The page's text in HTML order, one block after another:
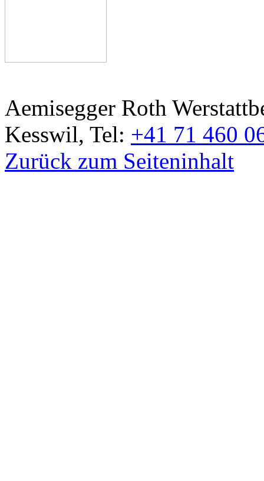
Aemisegger Roth
Kesswil, Tel: +41 71 460
Zurück zum Seiteninhalt